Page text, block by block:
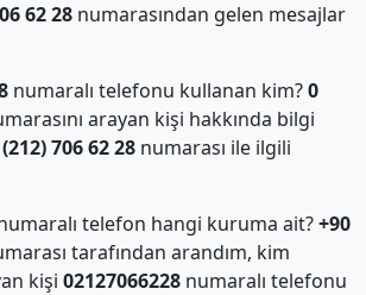
62 28numarasından gelen mesajlar
numaralı telefonu kullanan kim?0
arayan kişi hakkında bilgi
706 62 28numarası ile ilgili
telefon hangi kuruma ait?+90
tarafından arandım, kim
kişi 02127066228numaralı telefonu